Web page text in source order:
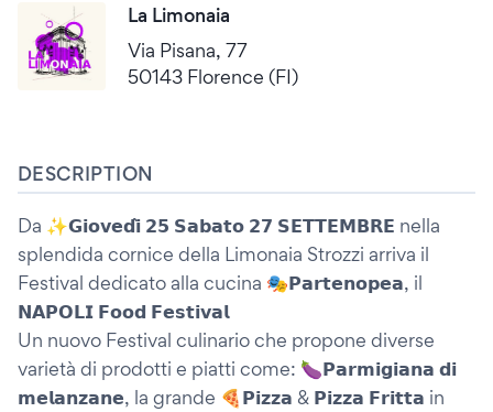
La Limonaia
Via Pisana, 77
50143 Florence (FI)
DESCRIPTION
Da ✨𝗚𝗶𝗼𝘃𝗲𝗱𝗶̀ 𝟮𝟱 𝗦𝗮𝗯𝗮𝘁𝗼 𝟮𝟳 𝗦𝗘𝗧𝗧𝗘𝗠𝗕𝗥𝗘 nella
splendida cornice della Limonaia Strozzi arriva il
Festival dedicato alla cucina 🎭𝗣𝗮𝗿𝘁𝗲𝗻𝗼𝗽𝗲𝗮, il
𝗡𝗔𝗣𝗢𝗟𝗜 𝗙𝗼𝗼𝗱 𝗙𝗲𝘀𝘁𝗶𝘃𝗮𝗹
Un nuovo Festival culinario che propone diverse
varietà di prodotti e piatti come: 🍆𝗣𝗮𝗿𝗺𝗶𝗴𝗶𝗮𝗻𝗮 𝗱𝗶
𝗺𝗲𝗹𝗮𝗻𝘇𝗮𝗻𝗲, la grande 🍕𝗣𝗶𝘇𝘇𝗮 & 𝗣𝗶𝘇𝘇𝗮 𝗙𝗿𝗶𝘁𝘁𝗮 in